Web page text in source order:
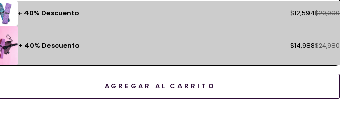
+ 40% Descuento $12,594$20,990
+ 40% Descuento $14,988$24,980
AGREGAR AL CARRITO